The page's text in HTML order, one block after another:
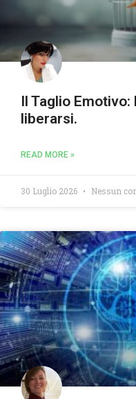
Il Taglio
liberarsi.
READ MORE »
30 Luglio 2026 Nessun